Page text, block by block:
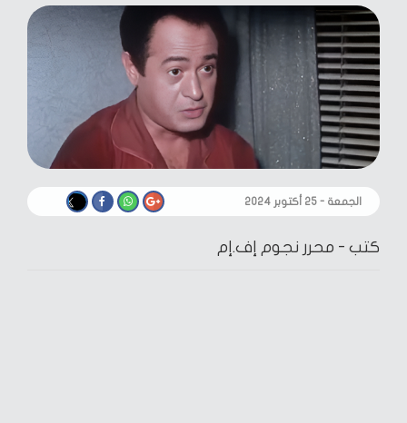
الجمعة - ٢٥ أكتوبر ٢٠٢٤
كتب - محرر نجوم إف.إم